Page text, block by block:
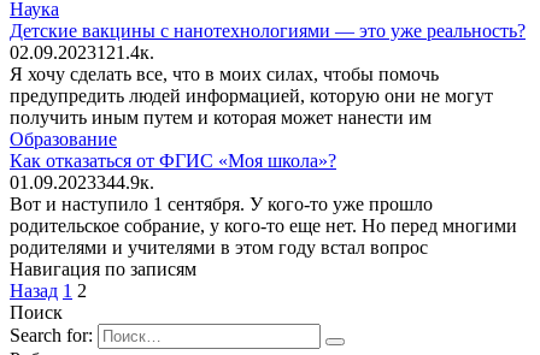
Наука
Детские вакцины с нанотехнологиями — это уже реальность?
02.09.20231 21.4к.
Я хочу сделать все, что в моих силах, чтобы помочь
предупредить людей информацией, которую они не могут
получить иным путем и которая может нанести им
Образование
Как отказаться от ФГИС «Моя школа»?
01.09.2023344.9к.
Вот и наступило 1 сентября. У кого-то уже прошло
родительское собрание, у кого-то еще нет. Но перед многими
родителями и учителями в этом году встал вопрос
Навигация по записям
Назад 1 2
Поиск
Search for: